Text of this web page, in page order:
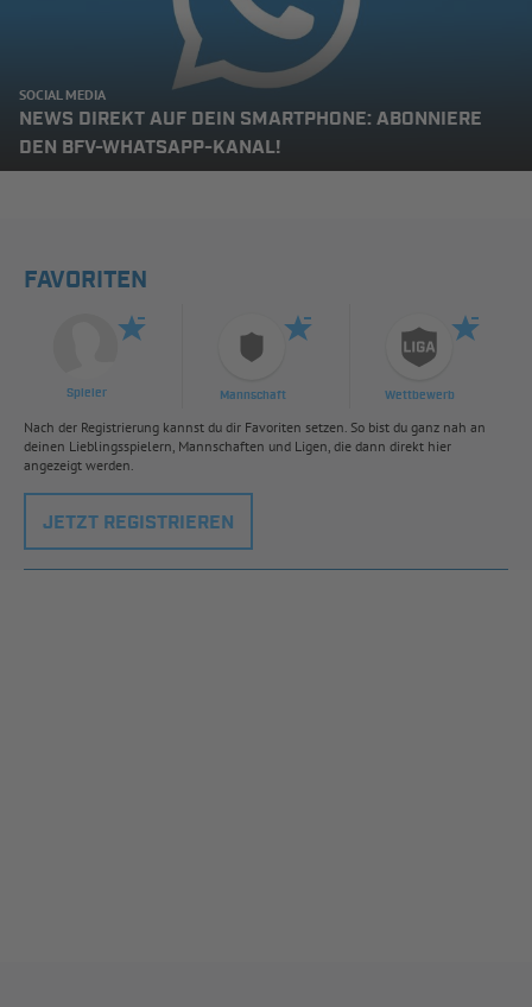
SOCIAL MEDIA
NEWS DIREKT AUF DEIN SMARTPHONE: ABONNIERE
DEN BFV-WHATSAPP-KANAL!
FAVORITEN
Spieler Mannschaft Wettbewerb
Nach der Registrierung kannst du dir Favoriten setzen. So bist du ganz nah an
deinen Lieblingsspielern, Mannschaften und Ligen, die dann direkt hier
angezeigt werden.
JETZT REGISTRIEREN